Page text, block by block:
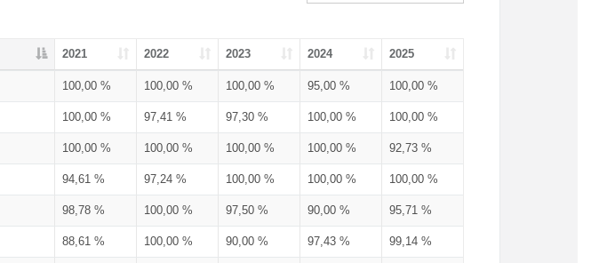
2021 2022 2023 2024 2025
100,00 % 100,00 % 100,00 % 95,00 % 100,00 %
100,00 % 97,41 % 97,30 % 100,00 % 100,00 %
100,00 % 100,00 % 100,00 % 100,00 % 92,73 %
94,61 % 97,24 % 100,00 % 100,00 % 100,00 %
98,78 % 100,00 % 97,50 % 90,00 % 95,71 %
88,61 % 100,00 % 90,00 % 97,43 % 99,14 %